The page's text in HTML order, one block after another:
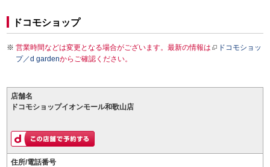
ドコモショップ
営業時間などは変更となる場合がございます。最新の情報は
ドコモショッ
プ／d gardenからご確認ください。
店舗名
ドコモショップイオンモール和歌山店
住所/電話番号